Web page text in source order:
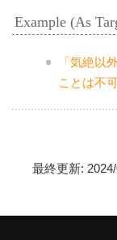
Example (As
「気絶以
ことは不
最終更新: